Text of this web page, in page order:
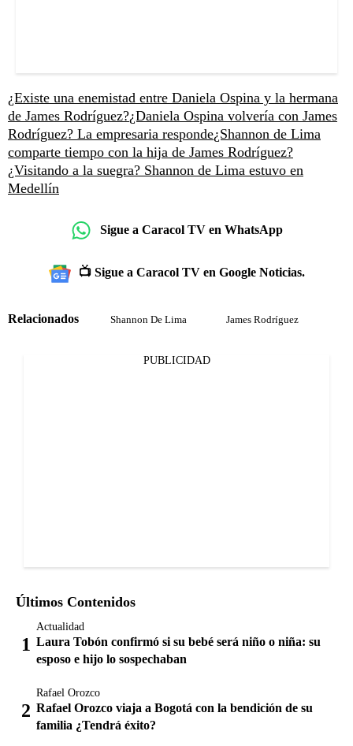
¿Existe una enemistad entre Daniela Ospina y la hermana
de James Rodríguez?¿Daniela Ospina volvería con James
Rodríguez? La empresaria responde¿Shannon de Lima
comparte tiempo con la hija de James Rodríguez?
¿Visitando a la suegra? Shannon de Lima estuvo en
Medellín
Sigue a Caracol TV en WhatsApp
📺 Sigue a Caracol TV en Google Noticias.
Relacionados Shannon De Lima James Rodríguez
PUBLICIDAD
Últimos Contenidos
Actualidad
Laura Tobón confirmó si su bebé será niño o niña: su
esposo e hijo lo sospechaban
Rafael Orozco
Rafael Orozco viaja a Bogotá con la bendición de su
familia ¿Tendrá éxito?